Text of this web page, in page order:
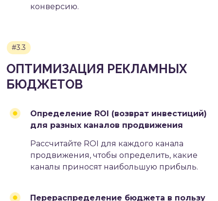
конверсию.
Определение ROI (возврат инвестиций)
для разных каналов продвижения
Рассчитайте ROI для каждого канала
продвижения, чтобы определить, какие
каналы приносят наибольшую прибыль.
Перераспределение бюджета в пользу